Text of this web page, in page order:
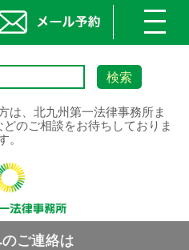
は、北九州第一法律事務所ま
のご相談をお待ちしておりま
。
ご連絡は